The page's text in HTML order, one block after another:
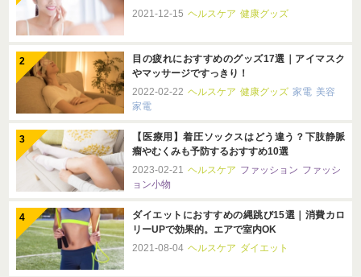
2021-12-15 ヘルスケア 健康グッズ
目の疲れにおすすめのグッズ17選｜アイマスク
やマッサージですっきり！
2022-02-22 ヘルスケア 健康グッズ 家電 美容
家電
【医療用】着圧ソックスはどう違う？下肢静脈
瘤やむくみも予防するおすすめ10選
2023-02-21
ヘルスケア ファッション ファッシ
ョン小物
ダイエットにおすすめの縄跳び15選｜消費カロ
リーUPで効果的。エアで室内OK
2021-08-04 ヘルスケア ダイエット